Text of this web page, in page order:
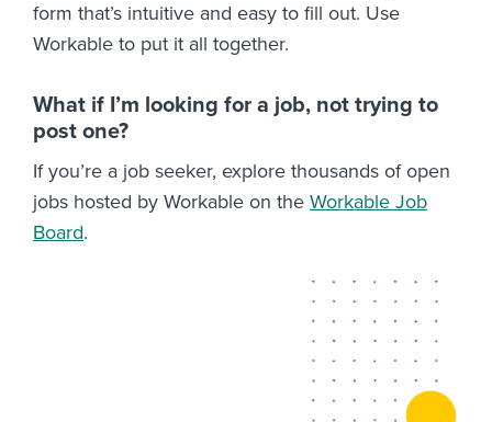
form that’s intuitive and easy to fill out. Use
Workable to put it all together.
What if I’m looking for a job, not trying to
post one?
If you’re a job seeker, explore thousands of open
jobs hosted by Workable on the Workable Job
Board.